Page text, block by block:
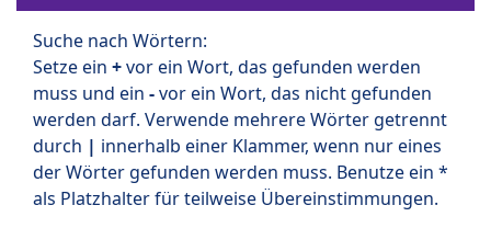
Suche nach Wörtern:
Setze ein +vor ein Wort, das gefunden werden
muss und ein -vor ein Wort, das nicht gefunden
werden darf. Verwende mehrere Wörter getrennt
durch | innerhalb einer Klammer, wenn nur eines
der Wörter gefunden werden muss. Benutze ein *
als Platzhalter für teilweise Übereinstimmungen.